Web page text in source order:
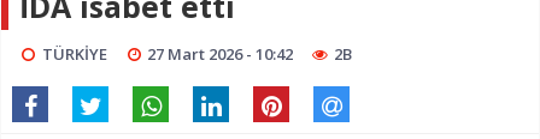
TÜRKİYE 27 Mart 2026 - 10:42 2B